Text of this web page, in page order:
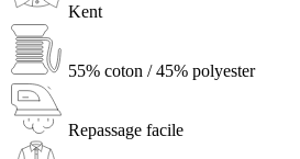
Kent
55% coton / 45% polyester
Repassage facile